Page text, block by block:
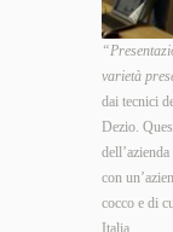
varietà
dai tecnici
Dezio.
con
cocco e di
Italia.